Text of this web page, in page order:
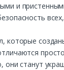
и
которые
они станут